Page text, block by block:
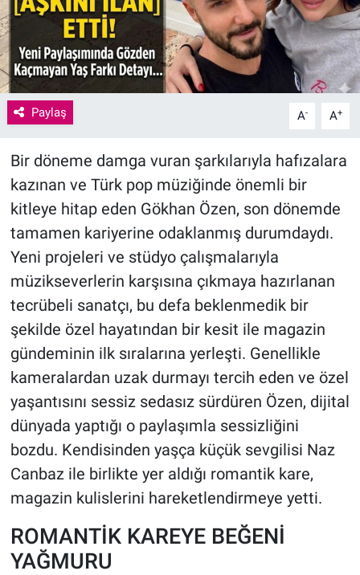
Paylaş A- A+
Bir döneme damga vuran şarkılarıyla hafızalara
kazınan ve Türk pop müziğinde önemli bir
kitleye hitap eden Gökhan Özen, son dönemde
tamamen kariyerine odaklanmış durumdaydı.
Yeni projeleri ve stüdyo çalışmalarıyla
müzikseverlerin karşısına çıkmaya hazırlanan
tecrübeli sanatçı, bu defa beklenmedik bir
şekilde özel hayatından bir kesit ile magazin
gündeminin ilk sıralarına yerleşti. Genellikle
kameralardan uzak durmayı tercih eden ve özel
yaşantısını sessiz sedasız sürdüren Özen, dijital
dünyada yaptığı o paylaşımla sessizliğini
bozdu. Kendisinden yaşça küçük sevgilisi Naz
Canbaz ile birlikte yer aldığı romantik kare,
magazin kulislerini hareketlendirmeye yetti.
ROMANTİK KAREYE BEĞENİ
YAĞMURU